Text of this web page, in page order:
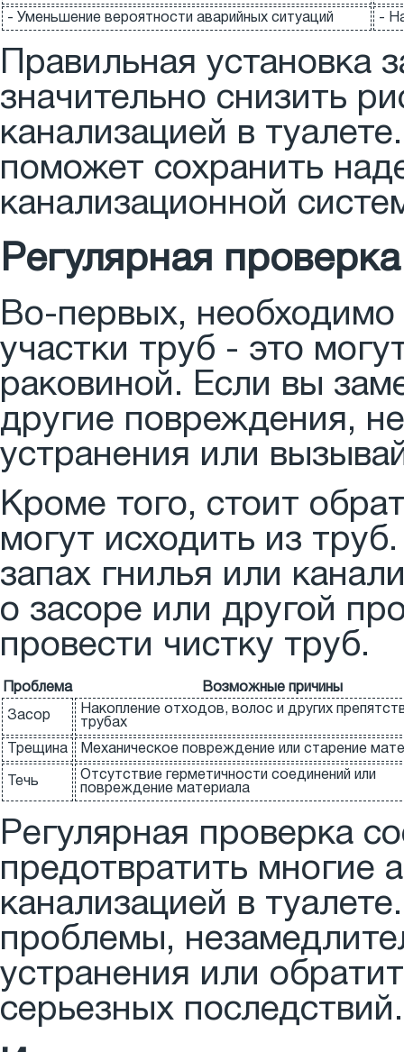
- Уменьшение вероятности аварийных ситуаций -
Правильная установка
значительно снизить
канализацией в
поможет сохранить
канализационной
Регулярная
Во-первых,
участки труб - это
раковиной. Если вы
другие повреждения,
устранения или
Кроме того, стоит
могут исходить из
запах гнилья или
о засоре или другой
провести чистку труб.
Проблема Возможные причины
Засор
Накопление отходов, волос и других
трубах
Трещина Механическое повреждение или старение
Течь
Отсутствие герметичности соединений или
повреждение материала
Регулярная проверка
предотвратить многие
канализацией в
проблемы,
устранения или
серьезных последствий.